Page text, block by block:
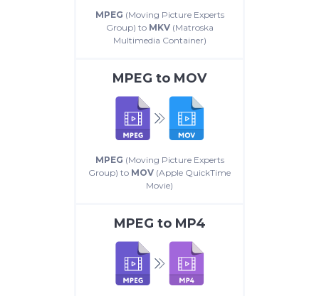
MPEG (Moving Picture Experts
Group) to MKV(Matroska
Multimedia Container)
MPEG to MOV
MPEG (Moving Picture Experts
Group) to MOV (Apple QuickTime
Movie)
MPEG to MP4